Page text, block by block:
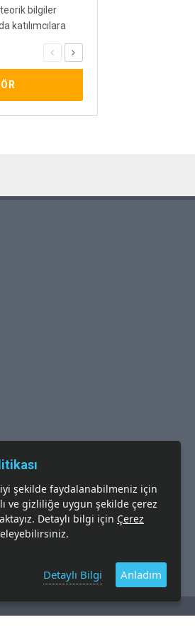
teorik bilgiler
katılımcılara
şekilde faydalanabilmeniz için
ve gizliliğe uygun şekilde çerez
Detaylı bilgi için Çerez
Detaylı Bilgi Anladım